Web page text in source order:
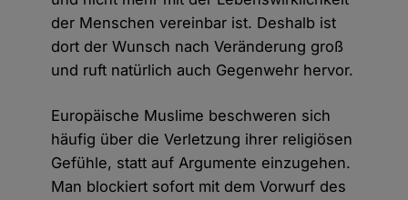
der Menschen vereinbar ist. Deshalb ist
dort der Wunsch nach Veränderung groß
und ruft natürlich auch Gegenwehr hervor.
Europäische Muslime beschweren sich
häufig über die Verletzung ihrer religiösen
Gefühle, statt auf Argumente einzugehen.
Man blockiert sofort mit dem Vorwurf des